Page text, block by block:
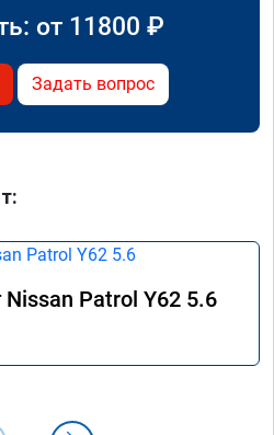
от 11800 ₽
Задать вопрос
Patrol Y62 5.6